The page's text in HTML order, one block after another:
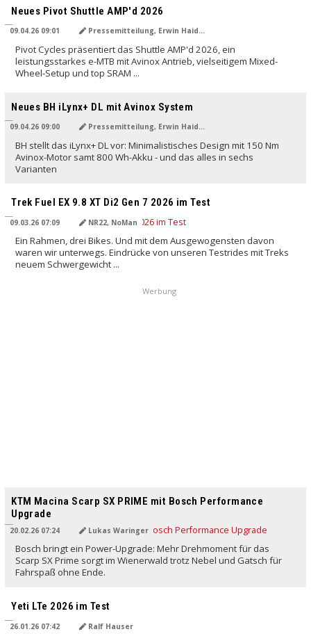
Neues Pivot Shuttle AMP'd 2026
09.04.26 09:01 Pressemitteilung, Erwin Haiden
Pivot Cycles präsentiert das Shuttle AMP'd 2026, ein
leistungsstarkes e-MTB mit Avinox Antrieb, vielseitigem Mixed-
Wheel-Setup und top SRAM ...
Neues BH iLynx+ DL mit Avinox System
09.04.26 09:00 Pressemitteilung, Erwin Haiden
BH stellt das iLynx+ DL vor: Minimalistisches Design mit 150 Nm
Avinox-Motor samt 800 Wh-Akku - und das alles in sechs
Varianten
Trek Fuel EX 9.8 XT Di2 Gen 7 2026 im Test
09.03.26 07:09 NR22, NoMan
Ein Rahmen, drei Bikes. Und mit dem Ausgewogensten davon
waren wir unterwegs. Eindrücke von unseren Testrides mit Treks
neuem Schwergewicht ...
Werbung
KTM Macina Scarp SX PRIME mit Bosch Performance
Upgrade
20.02.26 07:24 Lukas Waringer
Bosch bringt ein Power-Upgrade: Mehr Drehmoment für das
Scarp SX Prime sorgt im Wienerwald trotz Nebel und Gatsch für
Fahrspaß ohne Ende.
Yeti LTe 2026 im Test
26.01.26 07:42 Ralf Hauser